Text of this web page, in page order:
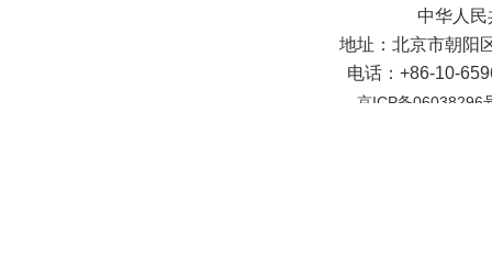
中华人
地址：北京市朝阳
电话：+86-10-
京ICP备06038296